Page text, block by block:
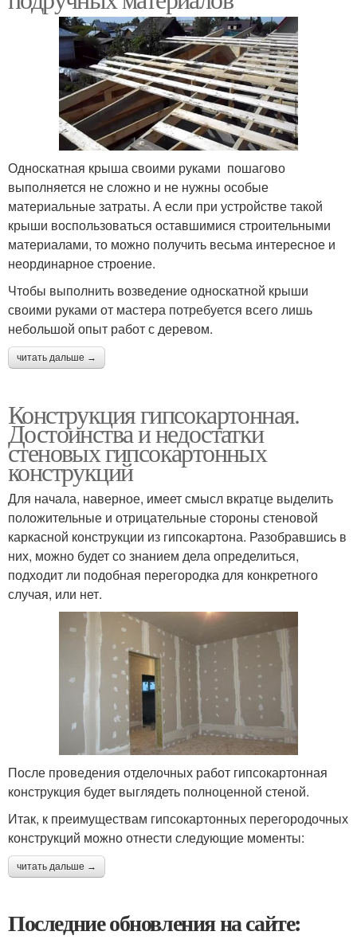
Односкатная крыша своими руками пошагово
выполняется не сложно и не нужны особые
материальные затраты. А если при устройстве такой
крыши воспользоваться оставшимися строительными
материалами, то можно получить весьма интересное и
неординарное строение.
Чтобы выполнить возведение односкатной крыши
своими руками от мастера потребуется всего лишь
небольшой опыт работ с деревом.
читать дальше →
Конструкция гипсокартонная.
Достоинства и недостатки
стеновых гипсокартонных
конструкций
Для начала, наверное, имеет смысл вкратце выделить
положительные и отрицательные стороны стеновой
каркасной конструкции из гипсокартона. Разобравшись в
них, можно будет со знанием дела определиться,
подходит ли подобная перегородка для конкретного
случая, или нет.
После проведения отделочных работ гипсокартонная
конструкция будет выглядеть полноценной стеной.
Итак, к преимуществам гипсокартонных перегородочных
конструкций можно отнести следующие моменты:
читать дальше →
Последние обновления на сайте: